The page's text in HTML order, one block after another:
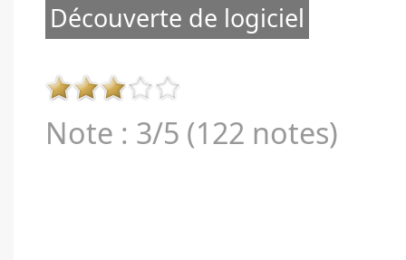
Découverte de logiciel
Note : 3/5 (122 notes)